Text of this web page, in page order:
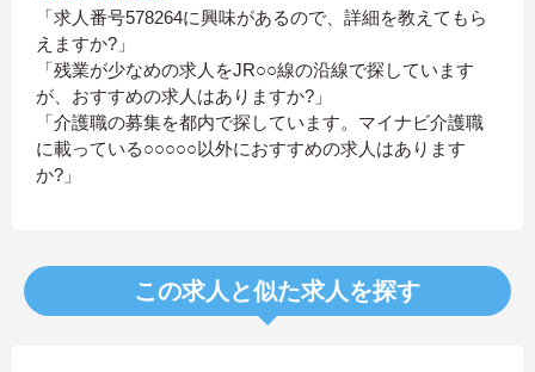
「求人番号578264に興味があるので、詳細を教えてもら
えますか?」
「残業が少なめの求人をJR○○線の沿線で探しています
が、おすすめの求人はありますか?」
「介護職の募集を都内で探しています。マイナビ介護職
に載っている○○○○○以外におすすめの求人はあります
か?」
この求人と似た求人を探す